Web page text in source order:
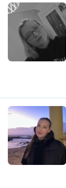
A
I